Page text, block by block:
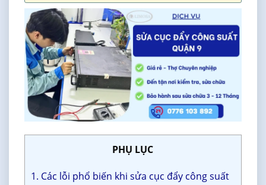
PHỤ LỤC
1. Các lỗi phổ biến khi sửa cục đẩy công suất